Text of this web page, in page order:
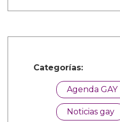
Categorías:
Agenda GAY
Noticias gay